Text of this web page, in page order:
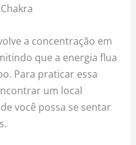
a concentração em
que a energia flua
Para praticar essa
um local
você possa se sentar